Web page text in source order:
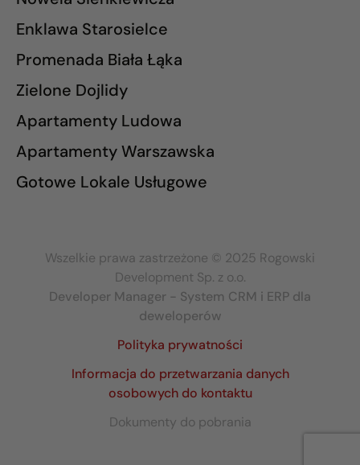
Enklawa Starosielce
Promenada Biała Łąka
Zielone Dojlidy
Apartamenty Ludowa
Apartamenty Warszawska
Gotowe Lokale Usługowe
Wszelkie prawa zastrzeżone © 2025 Rogowski
Development Sp. z o.o.
Developer Manager - System CRM i ERP dla
deweloperów
Polityka prywatności
Informacja do przetwarzania danych
osobowych do kontaktu
Dokumenty do pobrania